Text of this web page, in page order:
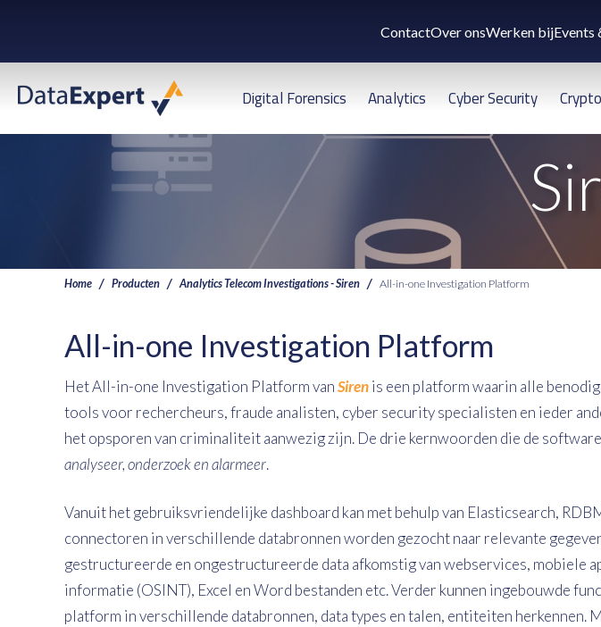
ContactOver onsWerken bijEvents
Digital Forensics Analytics Cyber Security
Home Producten Analytics Telecom Investigations - Siren All-in-one Investigation Platform
All-in-one Investigation Platform
Het All-in-one Investigation Platform vanSirenis een platform waarin alle
tools voor rechercheurs, fraude analisten, cyber security specialisten en ieder
het opsporen van criminaliteit aanwezig zijn. De drie kernwoorden die de
analyseer, onderzoek en alarmeer.
Vanuit het gebruiksvriendelijke dashboard kan met behulp van Elasticsearch,
connectoren in verschillende databronnen worden gezocht naar relevante
gestructureerde en ongestructureerde data afkomstig van webservices, mobiele
informatie (OSINT), Excel en Word bestanden etc. Verder kunnen ingebouwde
platform in verschillende databronnen, data types en talen, entiteiten herkennen.